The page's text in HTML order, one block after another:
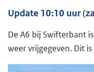
Update 10:10 uur
De A6 bij Swifterbant
weer vrijgegeven. Dit